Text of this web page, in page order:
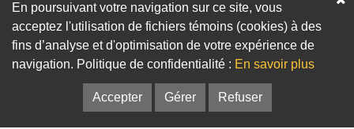
Accessoires
Adaptateurs Bagues de centrage
En poursuivant votre navigation sur ce site, vous
acceptez l'utilisation de fichiers témoins (cookies) à des
fins d’analyse et d'optimisation de votre expérience de
navigation. Politique de confidentialité : En savoir plus
Accepter Gérer Refuser